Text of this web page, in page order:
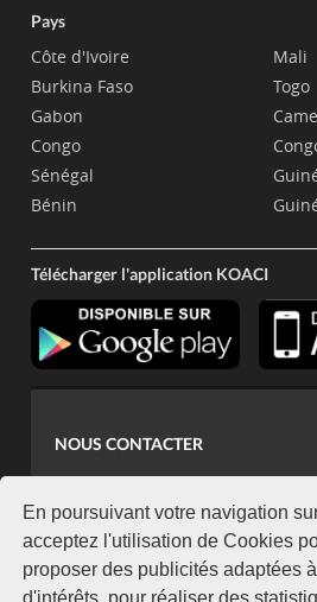
En poursuivant votre navigation
acceptez l'utilisation de Cookies
proposer des publicités adaptées
d'intérêts, pour réaliser des
Pays
Côte d'Ivoire
Burkina Faso
Gabon
Congo
Sénégal
Bénin
Mali
Togo
Télécharger l'application KOACI
NOUS CONTACTER
koaci@yahoo.fr
+225 07 08 85 52 93